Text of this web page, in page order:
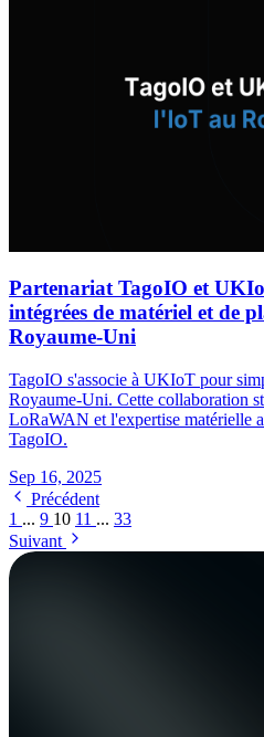
Partenariat TagoIO et
intégrées de matériel et de
Royaume-Uni
TagoIO s'associe à UKIoT pour
Royaume-Uni. Cette collaboration
LoRaWAN et l'expertise matérielle
TagoIO.
Sep 16, 2025
Précédent
1 ... 9 10 11 ... 33
Suivant